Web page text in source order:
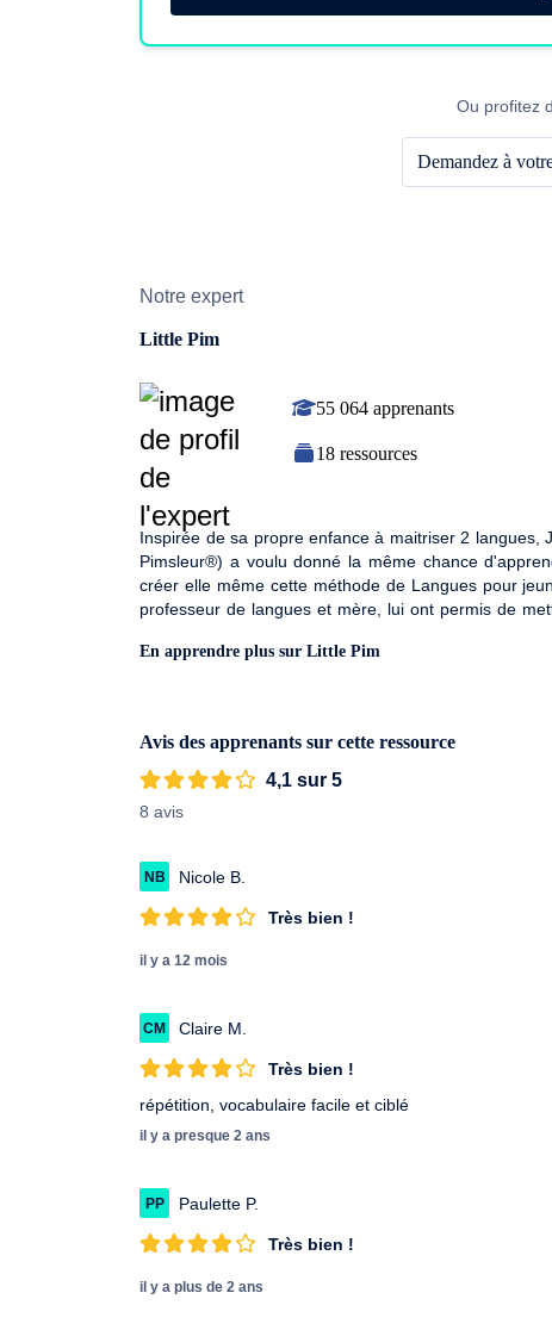
Ou profitez
Demandez à
Notre expert
Little Pim
55 064 apprenants
18 ressources
Inspirée de sa propre enfance à maitriser 2 langues,
Pimsleur®) a voulu donné la même chance
créer elle même cette méthode de Langues pour
professeur de langues et mère, lui ont permis de
la pédagogie et les langues, la méthode Little Pim
En apprendre plus sur Little Pim
Avis des apprenants sur cette ressource
4,1 sur 5
8 avis
NB Nicole B.
Très bien !
il y a 12 mois
CM Claire M.
Très bien !
répétition, vocabulaire facile et ciblé
il y a presque 2 ans
PP Paulette P.
Très bien !
il y a plus de 2 ans